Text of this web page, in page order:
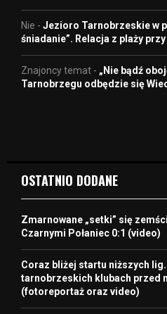
Nie - Jezioro Tarnobrzeskie w
śniadanie”. Relacja z plaży
Znajoncy temat - „Nie bądź
Tarnobrzegu odbędzie się
OSTATNIO DODANE
Zmarnowane „setki” się
Czarnymi Połaniec 0:1 (video)
Coraz bliżej startu niższych
tarnobrzeskich klubach przed
(fotoreportaż oraz video)